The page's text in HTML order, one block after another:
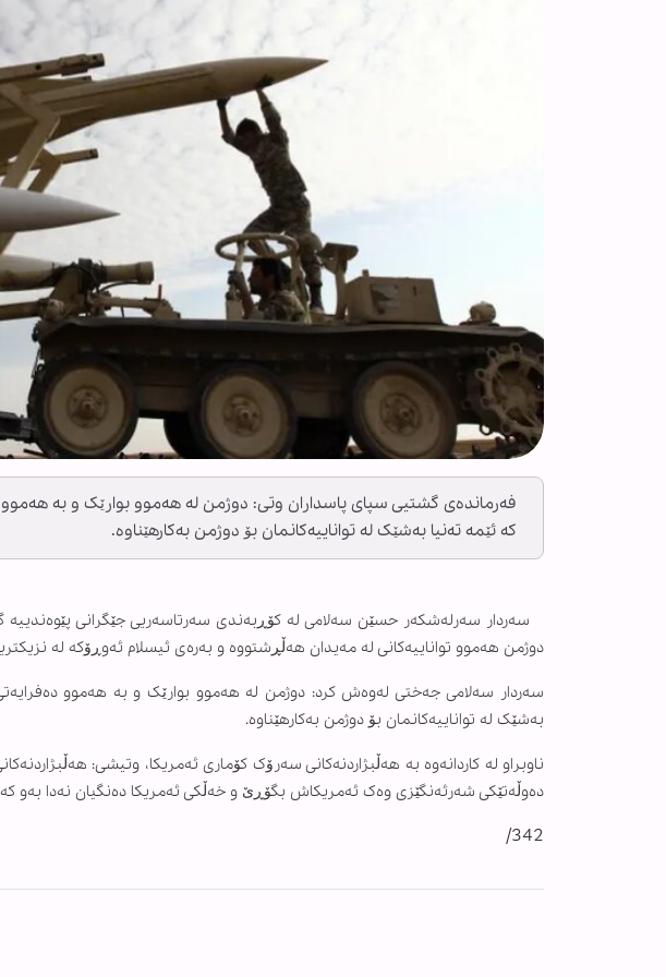
فەرماندەی گشتیی سپای پاسداران وتی: دوژمن لە هەموو بوارێک و بە هەموو
کە ئێمە تەنیا بەشێک لە تواناییەکانمان بۆ دوژمن بەکارهێناوە.
سەردار سەرلەشکەر حسێن سەلامی لە کۆڕبەندی سەرتاسەریی جێگرانی پێوەندییە
دوژمن هەموو تواناییەکانی لە مەیدان هەڵڕشتووە و بەرەی ئیسلام ئەوڕۆکە لە
سەردار سەلامی جەختی لەوەش کرد: دوژمن لە هەموو بوارێک و بە هەموو دەفرایەتی
بەشێک لە تواناییەکانمان بۆ دوژمن بەکارهێناوە.
ناوبراو لە کاردانەوە بە هەڵبژاردنەکانی سەرۆک کۆماری ئەمریکا، وتیشی:
دەوڵەتێکی شەرئەنگێزی وەک ئەمریکاش بگۆڕێ و خەڵکی ئەمریکا دەنگیان نەدا بەو
342/